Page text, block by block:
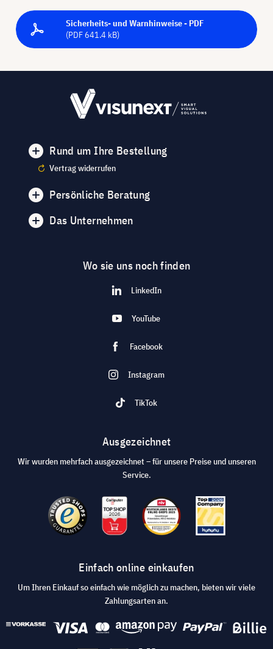
Sicherheits- und Warnhinweise - PDF
(PDF 641.4 kB)
Rund um Ihre Bestellung
Vertrag widerrufen
Persönliche Beratung
Das Unternehmen
Wo sie uns noch finden
LinkedIn
YouTube
Facebook
Instagram
TikTok
Ausgezeichnet
Wir wurden mehrfach ausgezeichnet – für unsere Preise und unseren
Service.
Einfach online einkaufen
Um Ihren Einkauf so einfach wie möglich zu machen, bieten wir viele
Zahlungsarten an.